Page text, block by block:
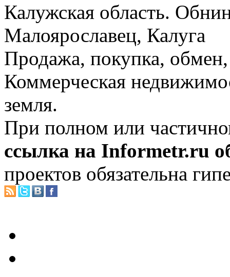
Калужская область.
Малоярославец, Калуга
Продажа, покупка, обмен,
Коммерческая
земля.
При полном или
ссылка на Informetr.ru
проектов обязательна